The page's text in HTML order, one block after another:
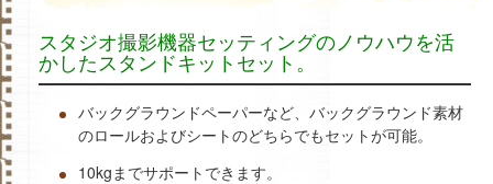
スタジオ撮影機器セッティングのノウハウを活
かしたスタンドキットセット。
バックグラウンドペーパーなど、バックグラウンド素材
のロールおよびシートのどちらでもセットが可能。
10kgまでサポートできます。